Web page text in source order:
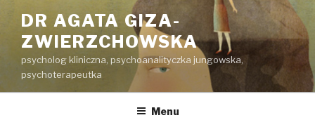
treści
DR AGATA GIZA-
ZWIERZCHOWSKA
psycholog kliniczna, psychoanalityczka jungowska,
psychoterapeutka
Menu